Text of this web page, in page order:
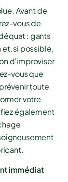
Avant de
vous de
: gants
si possible,
d’improviser
vous que
toute
votre
également
immédiat